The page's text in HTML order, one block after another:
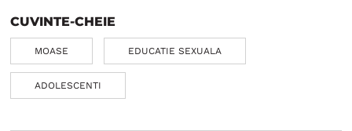
CUVINTE-CHEIE
MOASE EDUCATIE SEXUALA
ADOLESCENTI